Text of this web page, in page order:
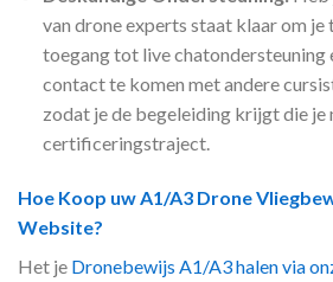
van drone experts staat klaar om je
toegang tot live chatondersteuning
contact te komen met andere
zodat je de begeleiding krijgt die je
certificeringstraject.
Hoe Koop uw A1/A3 Drone
Website?
Het je Dronebewijs A1/A3 halen via